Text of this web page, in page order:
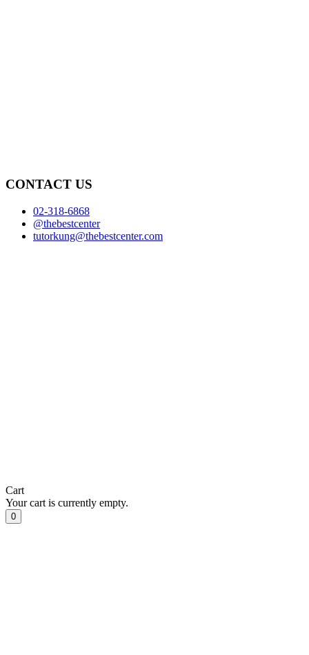
CONTACT US
02-318-6868
@thebestcenter
tutorkung@thebestcenter.com
Cart
Your cart is currently empty.
0